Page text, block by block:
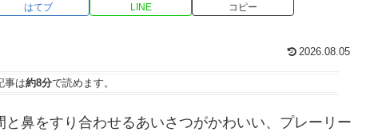
はてブ LINE コピー
2026.08.05
事は約8分で読めます。
鼻をすり合わせるあいさつがかわいい、プレーリー